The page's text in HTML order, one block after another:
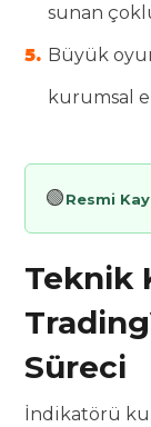
sunan
Büyük
kurumsal
🟢Resmi
Teknik
Süreci
İndikatörü